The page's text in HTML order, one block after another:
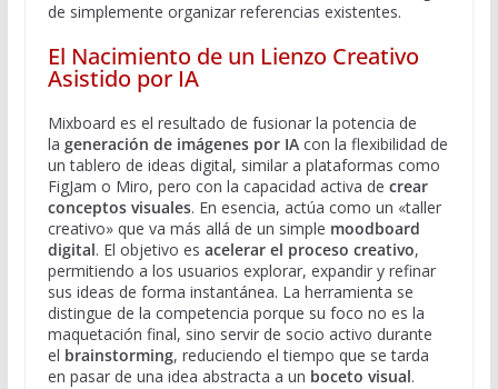
de simplemente organizar referencias existentes.
El Nacimiento de un Lienzo Creativo
Asistido por IA
Mixboard es el resultado de fusionar la potencia de
la generación de imágenes por IAcon la flexibilidad de
un tablero de ideas digital, similar a plataformas como
FigJam o Miro, pero con la capacidad activa de crear
conceptos visuales. En esencia, actúa como un «taller
creativo» que va más allá de un simple moodboard
digital. El objetivo es acelerar el proceso creativo,
permitiendo a los usuarios explorar, expandir y refinar
sus ideas de forma instantánea. La herramienta se
distingue de la competencia porque su foco no es la
maquetación final, sino servir de socio activo durante
el brainstorming, reduciendo el tiempo que se tarda
en pasar de una idea abstracta a un boceto visual.